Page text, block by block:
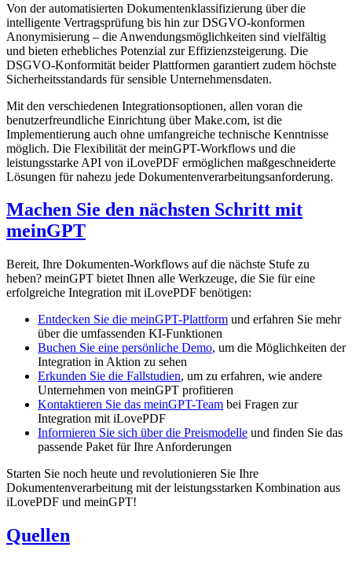
Von der automatisierten Dokumentenklassifizierung über die
intelligente Vertragsprüfung bis hin zur DSGVO-konformen
Anonymisierung – die Anwendungsmöglichkeiten sind vielfältig
und bieten erhebliches Potenzial zur Effizienzsteigerung. Die
DSGVO-Konformität beider Plattformen garantiert zudem höchste
Sicherheitsstandards für sensible Unternehmensdaten.
Mit den verschiedenen Integrationsoptionen, allen voran die
benutzerfreundliche Einrichtung über Make.com, ist die
Implementierung auch ohne umfangreiche technische Kenntnisse
möglich. Die Flexibilität der meinGPT-Workflows und die
leistungsstarke API von iLovePDF ermöglichen maßgeschneiderte
Lösungen für nahezu jede Dokumentenverarbeitungsanforderung.
Machen Sie den nächsten Schritt mit
meinGPT
Bereit, Ihre Dokumenten-Workflows auf die nächste Stufe zu
heben? meinGPT bietet Ihnen alle Werkzeuge, die Sie für eine
erfolgreiche Integration mit iLovePDF benötigen:
Entdecken Sie die meinGPT-Plattform und erfahren Sie mehr
über die umfassenden KI-Funktionen
Buchen Sie eine persönliche Demo, um die Möglichkeiten der
Integration in Aktion zu sehen
Erkunden Sie die Fallstudien, um zu erfahren, wie andere
Unternehmen von meinGPT profitieren
Kontaktieren Sie das meinGPT-Team bei Fragen zur
Integration mit iLovePDF
Informieren Sie sich über die Preismodelle und finden Sie das
passende Paket für Ihre Anforderungen
Starten Sie noch heute und revolutionieren Sie Ihre
Dokumentenverarbeitung mit der leistungsstarken Kombination aus
iLovePDF und meinGPT!
Quellen